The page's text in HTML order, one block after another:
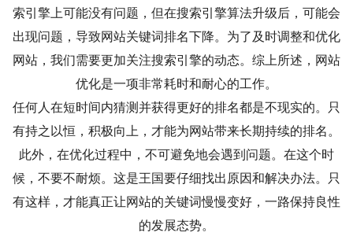
索引擎上可能没有问题，但在搜索引擎算法升级后，可能会
出现问题，导致网站关键词排名下降。为了及时调整和优化
网站，我们需要更加关注搜索引擎的动态。综上所述，网站
优化是一项非常耗时和耐心的工作。
任何人在短时间内猜测并获得更好的排名都是不现实的。只
有持之以恒，积极向上，才能为网站带来长期持续的排名。
此外，在优化过程中，不可避免地会遇到问题。在这个时
候，不要不耐烦。这是王国要仔细找出原因和解决办法。只
有这样，才能真正让网站的关键词慢慢变好，一路保持良性
的发展态势。